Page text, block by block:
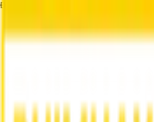
Đang tải...